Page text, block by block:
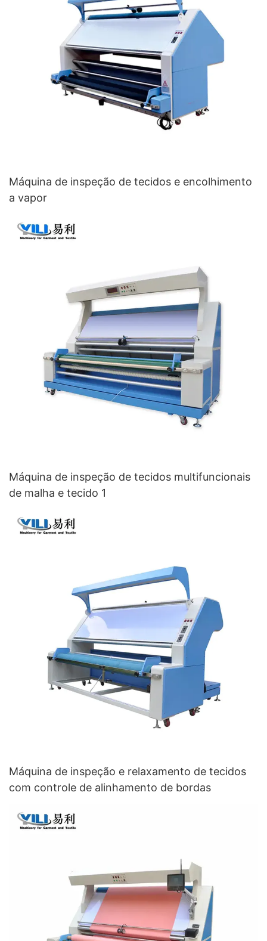
Máquina de inspeção de tecidos e encolhimento
a vapor
Máquina de inspeção de tecidos multifuncionais
de malha e tecido 1
Máquina de inspeção e relaxamento de tecidos
com controle de alinhamento de bordas